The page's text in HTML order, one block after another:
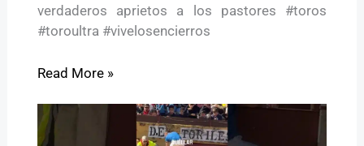
verdaderos aprietos a los pastores #toros
#toroultra #vivelosencierros
Read More »